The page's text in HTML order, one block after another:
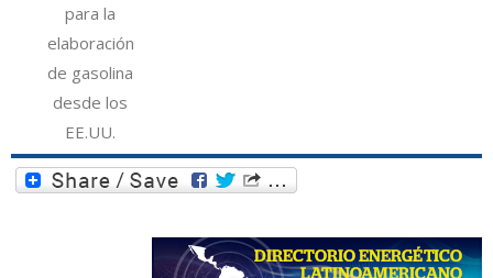
para la
elaboración
de gasolina
desde los
EE.UU.